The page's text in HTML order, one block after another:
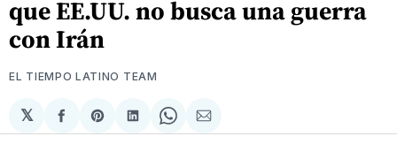
que EE.UU. no busca una guerra
con Irán
EL TIEMPO LATINO TEAM
𝕏
Compartir
en
Share
on
Compartir
en
Share
on
Compartir
via